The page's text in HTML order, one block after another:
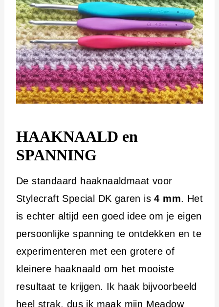
HAAKNAALD en
SPANNING
De standaard haaknaaldmaat voor
Stylecraft Special DK garen is4 mm. Het
is echter altijd een goed idee om je eigen
persoonlijke spanning te ontdekken en te
experimenteren met een grotere of
kleinere haaknaald om het mooiste
resultaat te krijgen. Ik haak bijvoorbeeld
heel strak, dus ik maak mijn Meadow